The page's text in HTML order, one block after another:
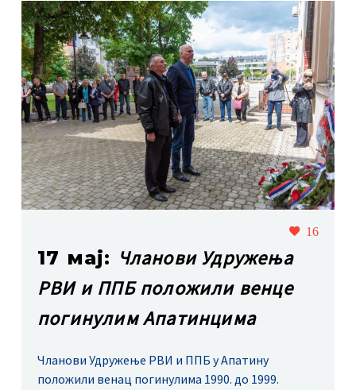
16
17 мај: Чланови Удружења
РВИ и ППБ положили венце
погинулим Апатинцима
Чланови Удружење РВИ и ППБ у Апатину
положили венац погинулима 1990. до 1999.